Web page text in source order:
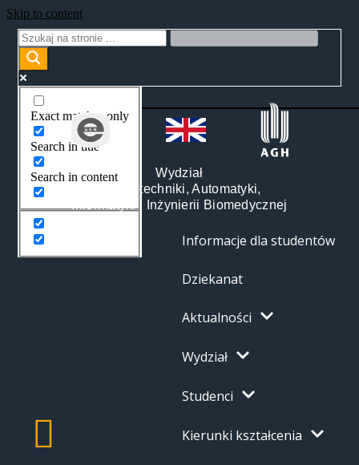
Skip to content
Exact matches only
Search in title
Search in content
Wydział
Elektrotechniki, Automatyki,
Informatyki i Inżynierii Biomedycznej
Informacje dla studentów
Dziekanat
Aktualności
Wydział
Studenci
Kierunki kształcenia